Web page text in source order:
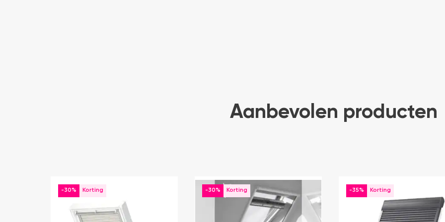
Aanbevolen producten
-30% -30% -35%